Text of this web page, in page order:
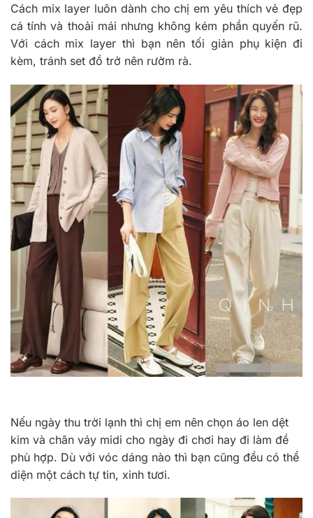
Cách mix layer luôn dành cho chị em yêu thích vẻ đẹp
cá tính và thoải mái nhưng không kém phần quyến rũ.
Với cách mix layer thì bạn nên tối giản phụ kiện đi
kèm, tránh set đồ trở nên rườm rà.
Nếu ngày thu trời lạnh thì chị em nên chọn áo len dệt
kim và chân váy midi cho ngày đi chơi hay đi làm đề
phù hợp. Dù với vóc dáng nào thì bạn cũng đều có thể
diện một cách tự tin, xinh tươi.